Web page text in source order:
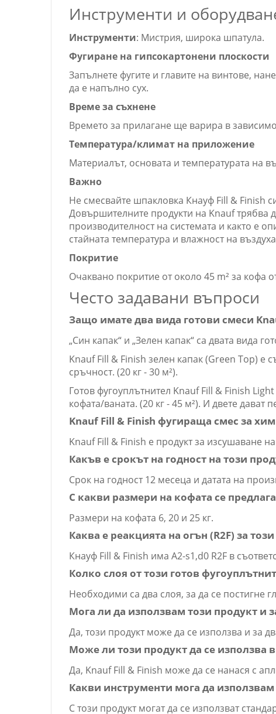
Инструменти и
Инструменти: Мистрия, широка шпатула.
Фугиране на гипсокартонени плоскости
Запълнете фугите и главите на винтове,
да е напълно сух.
Време за съхнене
Времето за прилагане ще варира в
Температура/климат на приложение
Материалът, основата и температурата на
Важно
Не смесвайте шпакловка Кнауф Fill & Finish
Довършителните продукти на Knauf трябва
производителност на системата и както е
стайната температура и влажност на
Покритие
Очаквано покритие от около 45 m² за кофа
Често задавани въпроси
Защо имате два вида готови смеси
„Син капак“ и „Зелен капак“ са двата вида
Knauf Fill & Finish зелен капак (Green Top) е
сръчност. (20 кг - 30 м²).
Готов фугоуплътнител Knauf Fill & Finish
кофата/ваната. (20 кг - 45 м²). И двете дават
Knauf Fill & Finish фугираща смес за
Knauf Fill & Finish е продукт за изсушаване
Какъв е срокът на годност на този
Срок на годност 12 месеца и датата на
С какви размери на кофата се
Размери на кофата 6, 20 и 25 кг.
Каква е реакцията на огън (R2F) за
Кнауф Fill & Finish има A2-s1,d0 R2F в
Колко слоя от този готов
Необходими са два слоя, за да се постигне
Мога ли да използвам този продукт и
Да, този продукт може да се използва и за
Може ли този продукт да се използва
Да, Knauf Fill & Finish може да се нанася с
Какви инструменти мога да използвам
С този продукт могат да се използват